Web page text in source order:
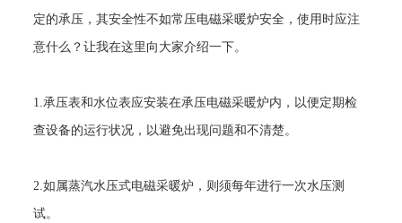
定的承压，其安全性不如常压电磁采暖炉安全，使用时应注
意什么？让我在这里向大家介绍一下。
1.承压表和水位表应安装在承压电磁采暖炉内，以便定期检
查设备的运行状况，以避免出现问题和不清楚。
2.如属蒸汽水压式电磁采暖炉，则须每年进行一次水压测
试。